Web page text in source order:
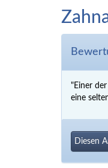
"Einer
eine
Diesen